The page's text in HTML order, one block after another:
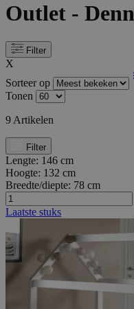
Outlet -
Filter
X
Sorteer op
Tonen
9 Artikelen
Filter
Lengte: 146 cm
Hoogte: 132 cm
Breedte/diepte: 78 cm
Laatste stuks